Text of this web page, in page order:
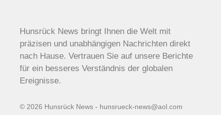
Hunsrück News bringt Ihnen die Welt mit
präzisen und unabhängigen Nachrichten direkt
nach Hause. Vertrauen Sie auf unsere Berichte
für ein besseres Verständnis der globalen
Ereignisse.
© 2026 Hunsrück News - hunsrueck-news@aol.com